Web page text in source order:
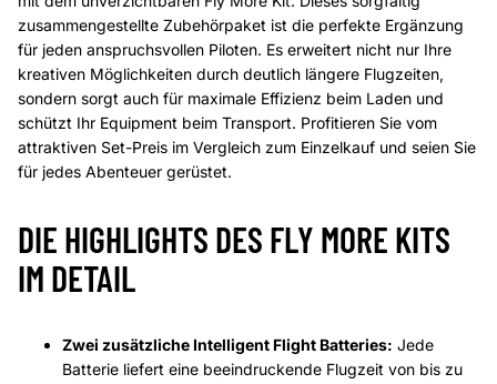
zusammengestellte Zubehörpaket ist die perfekte Ergänzung
für jeden anspruchsvollen Piloten. Es erweitert nicht nur Ihre
kreativen Möglichkeiten durch deutlich längere Flugzeiten,
sondern sorgt auch für maximale Effizienz beim Laden und
schützt Ihr Equipment beim Transport. Profitieren Sie vom
attraktiven Set-Preis im Vergleich zum Einzelkauf und seien Sie
für jedes Abenteuer gerüstet.
DIE HIGHLIGHTS DES FLY MORE KITS
IM DETAIL
Zwei zusätzliche Intelligent Flight Batteries: Jede
Batterie liefert eine beeindruckende Flugzeit von bis zu